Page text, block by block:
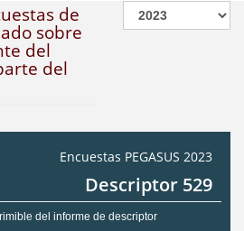
de
sobre
del
del
Encuestas PEGASUS 2023
Descriptor 529
del informe de descriptor